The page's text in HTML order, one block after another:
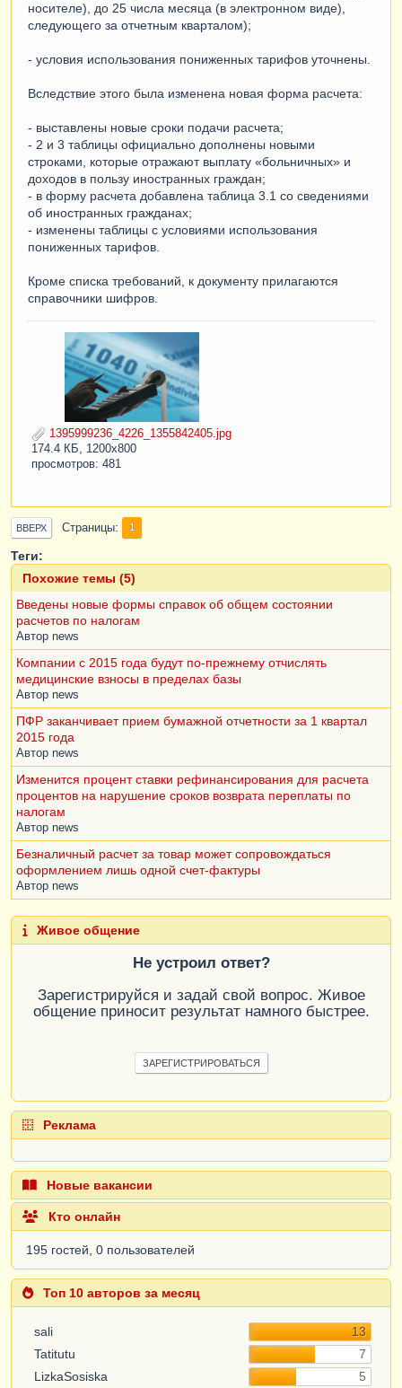
носителе), до 25 числа месяца (в электронном виде),
следующего за отчетным кварталом);
- условия использования пониженных тарифов уточнены.
Вследствие этого была изменена новая форма расчета:
- выставлены новые сроки подачи расчета;
- 2 и 3 таблицы официально дополнены новыми
строками, которые отражают выплату «больничных» и
доходов в пользу иностранных граждан;
- в форму расчета добавлена таблица 3.1 со сведениями
об иностранных гражданах;
- изменены таблицы с условиями использования
пониженных тарифов.
Кроме списка требований, к документу прилагаются
справочники шифров.
1395999236_4226_1355842405.jpg
174.4 КБ, 1200x800
просмотров: 481
ВВЕРХ Страницы 1
Теги:
Похожие темы (5)
Введены новые формы справок об общем состоянии
расчетов по налогам
Автор news
Компании с 2015 года будут по-прежнему отчислять
медицинские взносы в пределах базы
Автор news
ПФР заканчивает прием бумажной отчетности за 1 квартал
2015 года
Автор news
Изменится процент ставки рефинансирования для расчета
процентов на нарушение сроков возврата переплаты по
налогам
Автор news
Безналичный расчет за товар может сопровождаться
оформлением лишь одной счет-фактуры
Автор news
Живое общение
Не устроил ответ?
Зарегистрируйся и задай свой вопрос. Живое
общение приносит результат намного быстрее.
ЗАРЕГИСТРИРОВАТЬСЯ
Реклама
Новые вакансии
Кто онлайн
195 гостей, 0 пользователей
Топ 10 авторов за месяц
sali
13
Tatitutu
7
LizkaSosiska
5